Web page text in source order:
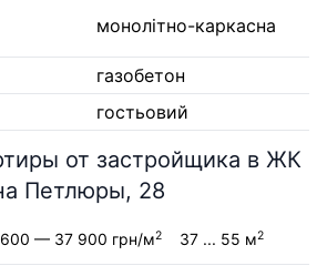
монолітно-каркасна
газобетон
гостьовий
от застройщика в ЖК
Петлюры, 28
— 37 900 грн/м2 37 ... 55 м2